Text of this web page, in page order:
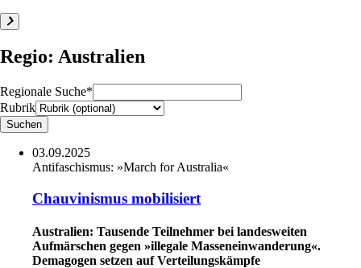
Regio: Australien
Regionale Suche*
Rubrik
03.09.2025
Antifaschismus: »March for Australia«
Chauvinismus mobilisiert
Australien: Tausende Teilnehmer bei landesweiten
Aufmärschen gegen »illegale Masseneinwanderung«.
Demagogen setzen auf Verteilungskämpfe